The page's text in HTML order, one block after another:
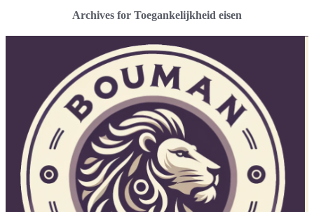
Archives for Toegankelijkheid eisen